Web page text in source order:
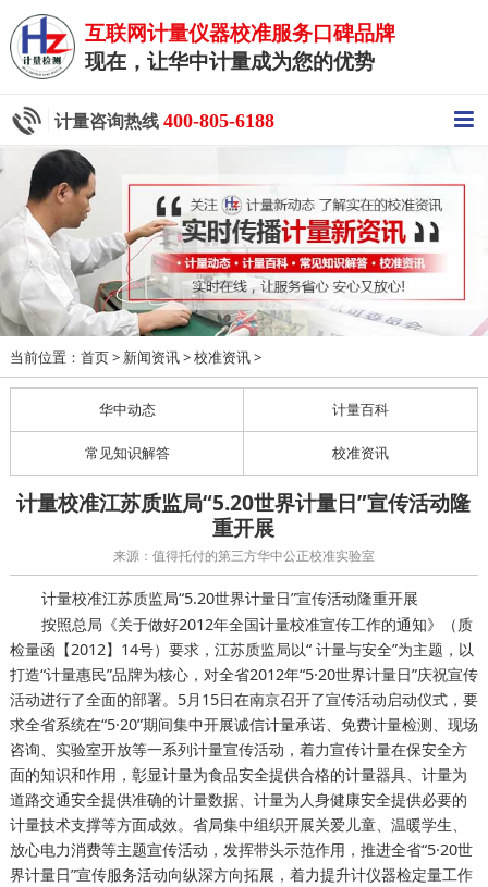
互联网计量仪器校准服务口碑品牌
现在，让华中计量成为您的优势
计量咨询热线 400-805-6188
当前位置： 首页> 新闻资讯> 校准资讯>
华中动态 计量百科
常见知识解答 校准资讯
计量校准江苏质监局“5.20世界计量日”宣传活动隆
重开展
来源：值得托付的第三方华中公正校准实验室
计量校准江苏质监局“5.20世界计量日”宣传活动隆重开展
按照总局《关于做好2012年全国计量校准宣传工作的通知》（质
检量函【2012】14号）要求，江苏质监局以“ 计量与安全”为主题，以
打造“计量惠民”品牌为核心，对全省2012年“5·20世界计量日”庆祝宣传
活动进行了全面的部署。5月15日在南京召开了宣传活动启动仪式，要
求全省系统在“5·20”期间集中开展诚信计量承诺、免费计量检测、现场
咨询、实验室开放等一系列计量宣传活动，着力宣传计量在保安全方
面的知识和作用，彰显计量为食品安全提供合格的计量器具、计量为
道路交通安全提供准确的计量数据、计量为人身健康安全提供必要的
计量技术支撑等方面成效。省局集中组织开展关爱儿童、温暖学生、
放心电力消费等主题宣传活动，发挥带头示范作用，推进全省“5·20世
界计量日”宣传服务活动向纵深方向拓展，着力提升计仪器检定量工作